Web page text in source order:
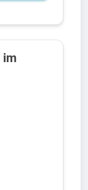
im